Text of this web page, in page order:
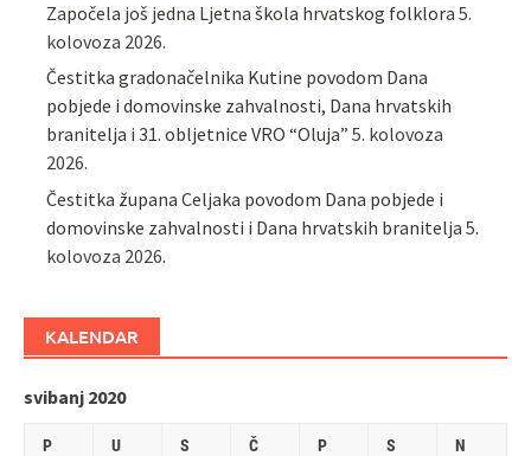
Započela još jedna Ljetna škola hrvatskog folklora 5.
kolovoza 2026.
Čestitka gradonačelnika Kutine povodom Dana
pobjede i domovinske zahvalnosti, Dana hrvatskih
branitelja i 31. obljetnice VRO “Oluja” 5. kolovoza
2026.
Čestitka župana Celjaka povodom Dana pobjede i
domovinske zahvalnosti i Dana hrvatskih branitelja 5.
kolovoza 2026.
KALENDAR
svibanj 2020
P U S Č P S N